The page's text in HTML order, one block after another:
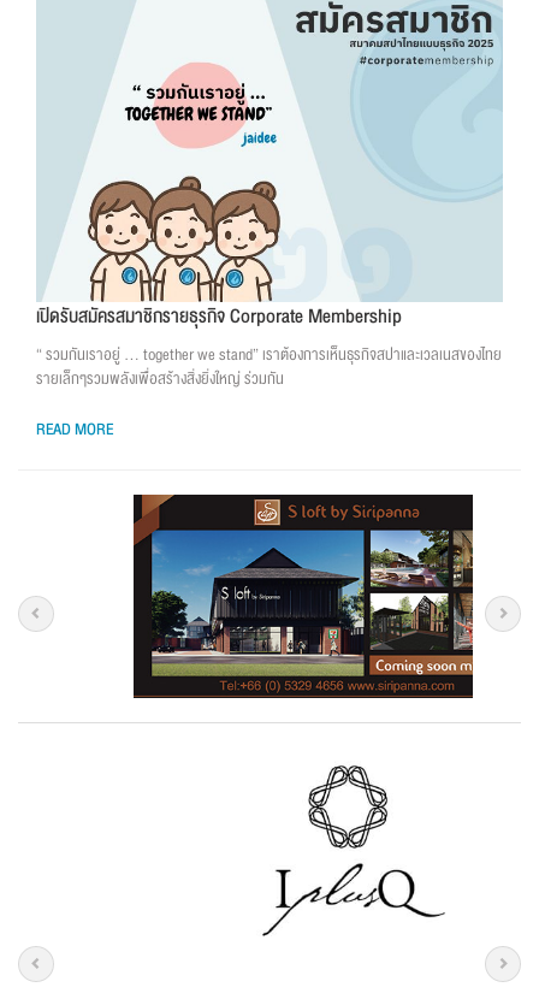
เปิดรับสมัครสมาชิกรายธุรกิจ Corporate Membership
“ รวมกันเราอยู่ … together we stand” เราต้องการเห็นธุรกิจสปาและเวลเนสของไทย
รายเล็กๆรวมพลังเพื่อสร้างสิ่งยิ่งใหญ่ ร่วมกัน
READ MORE